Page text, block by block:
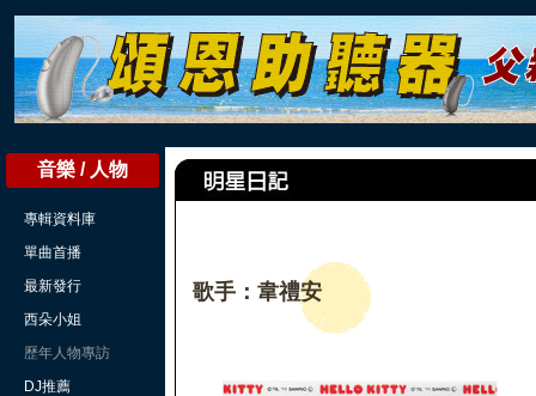
音樂 / 人物
專輯資料庫
單曲首播
最新發行
西朵小姐
歷年人物專訪
DJ推薦
歌手：韋禮安